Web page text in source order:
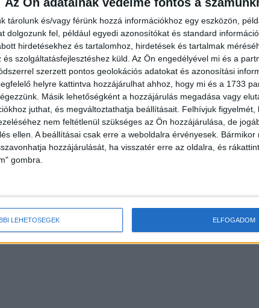
tárolunk és/vagy férünk hozzá információkhoz egy eszközön,
dolgozunk fel, például egyedi azonosítókat és standard
hirdetésekhez és tartalomhoz, hirdetések és tartalmak
szolgáltatásfejlesztéshez küld. Az Ön engedélyével mi és a
szerzett pontos geolokációs adatokat és azonosítási
helyre kattintva hozzájárulhat ahhoz, hogy mi és a 1733
Másik lehetőségként a hozzájárulás megadása vagy
juthat, és megváltoztathatja beállításait. Felhívjuk figyelmét,
nem feltétlenül szükséges az Ön hozzájárulása, de
ellen. A beállításai csak erre a weboldalra érvényesek.
hozzájárulását, ha visszatér erre az oldalra, és
gombra.
LEHETŐSÉGEK ELFOGADOM